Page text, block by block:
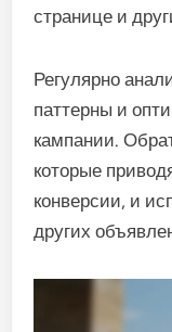
странице и
Регулярно
паттерны и
кампании.
которые
конверсии, и
других